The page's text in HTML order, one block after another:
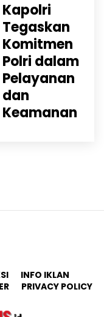
Kapolri
Tegaskan
Komitmen
Polri dalam
Pelayanan
dan
Keamanan
INFO IKLAN
PRIVACY POLICY